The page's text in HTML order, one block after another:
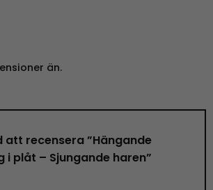
än.
att recensera ”Hängande
i plåt – Sjungande haren”